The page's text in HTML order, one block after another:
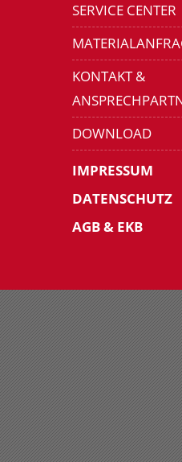
SERVICE CENTER
KONTAKT &
DOWNLOAD
IMPRESSUM
DATENSCHUTZ
AGB & EKB